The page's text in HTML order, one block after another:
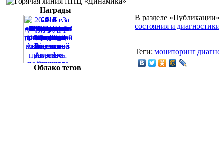
Награды
Облако тегов
В разделе
состояния и
Теги: мониторинг